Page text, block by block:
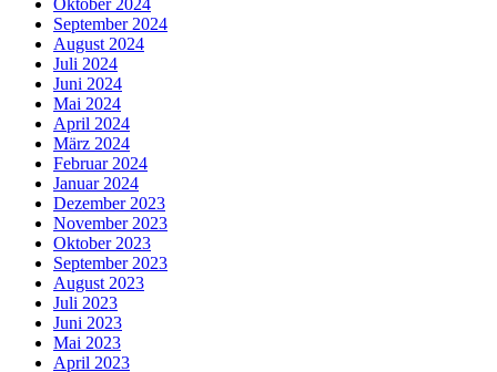
Oktober 2024
September 2024
August 2024
Juli 2024
Juni 2024
Mai 2024
April 2024
März 2024
Februar 2024
Januar 2024
Dezember 2023
November 2023
Oktober 2023
September 2023
August 2023
Juli 2023
Juni 2023
Mai 2023
April 2023